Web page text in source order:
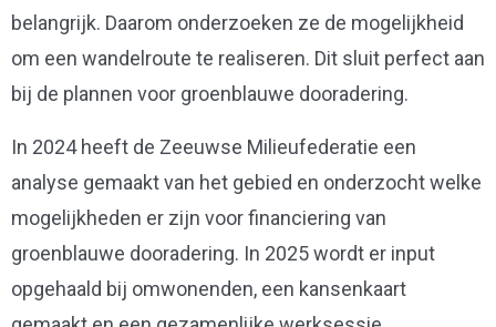
belangrijk. Daarom onderzoeken ze de mogelijkheid
om een wandelroute te realiseren. Dit sluit perfect aan
bij de plannen voor groenblauwe dooradering.
In 2024 heeft de Zeeuwse Milieufederatie een
analyse gemaakt van het gebied en onderzocht welke
mogelijkheden er zijn voor financiering van
groenblauwe dooradering. In 2025 wordt er input
opgehaald bij omwonenden, een kansenkaart